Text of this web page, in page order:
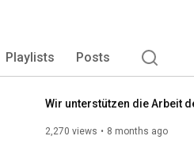
Playlists Posts
2,270 views 8 months ago